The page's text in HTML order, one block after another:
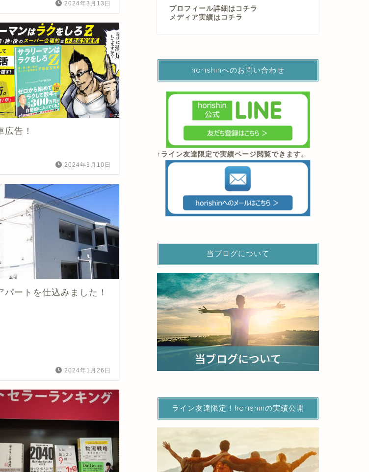
2024年3月13日
広告！
2024年3月10日
パートを仕込みました！
2024年1月26日
お役立ち情報
【誰でもできる！】マンション経営
の勧誘電話に対する5つの撃退法！
2018年6月8日
アパート経営のメリット・デメリッ
トと失敗しない7つのリスク回避
術！
2018年6月8日 / 2023年3月6日
【必見】スルガ銀行からの借り換え
って、ぶっちゃけできるの
プロフィール詳細はコチラ
メディア実績はコチラ
horishinへのお問い合わせ
↑ライン友達限定で実績ページ閲覧できます。
当ブログについて
ライン友達限定！horishinの実績公開